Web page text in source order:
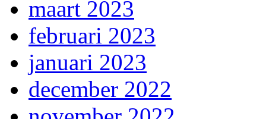
maart 2023
februari 2023
januari 2023
december 2022